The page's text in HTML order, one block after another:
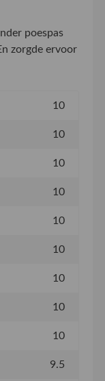
poespas
zorgde ervoor
10
10
10
10
10
10
10
10
10
9.5